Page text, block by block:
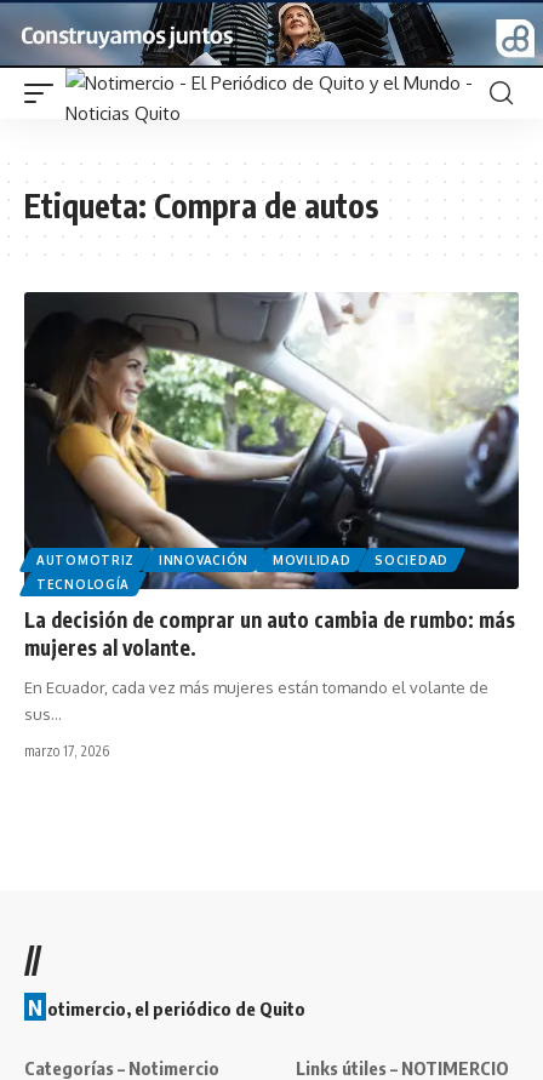
Etiqueta:Compra de autos
AUTOMOTRIZ INNOVACIÓN MOVILIDAD
SOCIEDAD
TECNOLOGÍA
La decisión de comprar un auto cambia de rumbo: más
mujeres al volante.
En Ecuador, cada vez más mujeres están tomando el volante de
sus…
marzo 17, 2026
//
N otimercio, el periódico de Quito
Categorías – Notimercio Links útiles – NOTIMERCIO